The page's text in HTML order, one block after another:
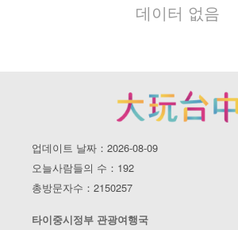
데이터 없음
업데이트 날짜：2026-08-09
오늘사람들의 수：192
총방문자수：2150257
타이중시정부 관광여행국